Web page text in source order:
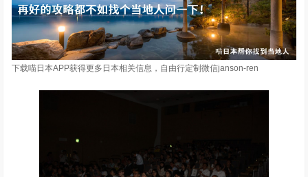
下载喵日本APP获得更多日本相关信息，自由行定制微信janson-ren